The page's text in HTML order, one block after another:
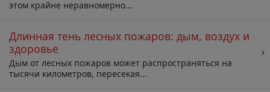
этом крайне неравномерно...
Длинная тень лесных пожаров: дым, воздух и
здоровье
Дым от лесных пожаров может распространяться на
тысячи километров, пересекая...